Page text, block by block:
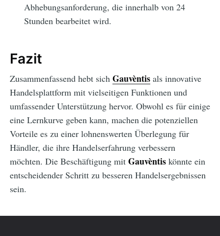
Abhebungsanforderung, die innerhalb von 24
Stunden bearbeitet wird.
Fazit
Zusammenfassend hebt sich Gauvèntis als innovative
Handelsplattform mit vielseitigen Funktionen und
umfassender Unterstützung hervor. Obwohl es für einige
eine Lernkurve geben kann, machen die potenziellen
Vorteile es zu einer lohnenswerten Überlegung für
Händler, die ihre Handelserfahrung verbessern
möchten. Die Beschäftigung mit Gauvèntis könnte ein
entscheidender Schritt zu besseren Handelsergebnissen
sein.